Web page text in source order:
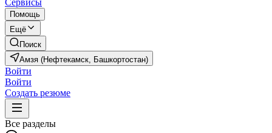
Сервисы
Помощь
Ещё
Поиск
Амзя (Нефтекамск, Башкортостан)
Войти
Войти
Создать резюме
Все разделы